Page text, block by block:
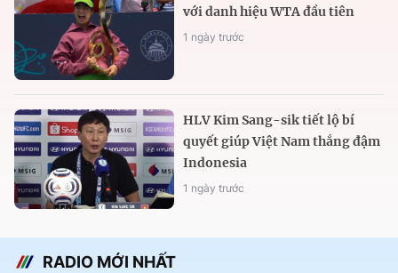
với danh hiệu WTA đầu tiên
1 ngày trước
HLV Kim Sang-sik tiết lộ bí
quyết giúp Việt Nam thắng đậm
Indonesia
1 ngày trước
RADIO MỚI NHẤT